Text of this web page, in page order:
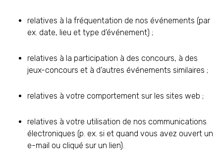
relatives à la fréquentation de nos événements (par
ex. date, lieu et type d’événement) ;
relatives à la participation à des concours, à des
jeux-concours et à d’autres événements similaires ;
relatives à votre comportement sur les sites web ;
relatives à votre utilisation de nos communications
électroniques (p. ex. si et quand vous avez ouvert un
e-mail ou cliqué sur un lien).